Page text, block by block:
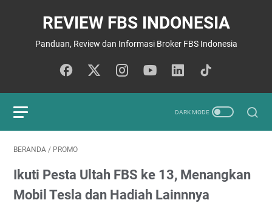
REVIEW FBS INDONESIA
Panduan, Review dan Informasi Broker FBS Indonesia
BERANDA / PROMO
Ikuti Pesta Ultah FBS ke 13, Menangkan
Mobil Tesla dan Hadiah Lainnnya